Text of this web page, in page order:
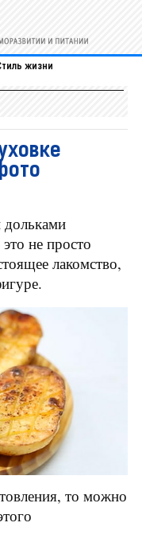
жизни
не просто
лакомство,
то можно